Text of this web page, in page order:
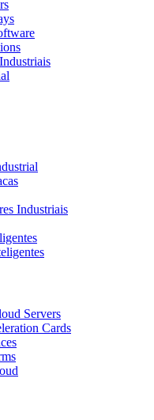
Industriais
Servers
Cards